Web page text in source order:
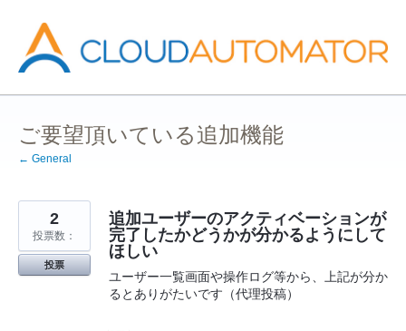
ン
ツ
ス
プ
ご要望頂いている追加機能
← General
追加ユーザーのアクティベーションが
完了したかどうかが分かるようにして
ほしい
ユーザー一覧画面や操作ログ等から、上記が分か
るとありがたいです（代理投稿）
2
投票数：
投票